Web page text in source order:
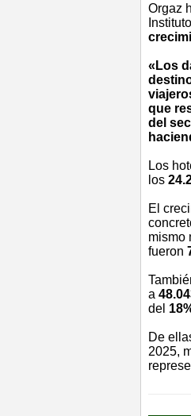
Orgaz
«Los
que
del
Los
los
El
mismo
fueron
a
del
De
2025,